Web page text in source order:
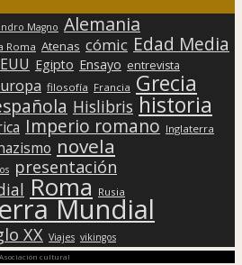
Magno Alemania
Roma Atenas cómic Edad Media
Egipto Ensayo entrevista
filosofía Francia Grecia
Hislibris historia
Imperio romano Inglaterra
novela
presentación
Roma Rusia
Mundial
XX Viajes vikingos
cultural